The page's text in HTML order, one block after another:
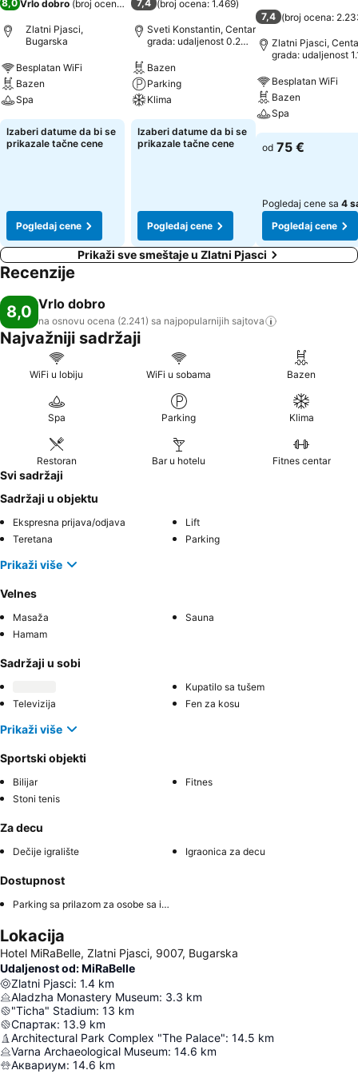
8,0Vrlo dobro (broj ocena: 2.241
Zlatni Pjasci,
Bugarska
Besplatan WiFi
Bazen
Spa
Izaberi datume da bi se
prikazale tačne cene
Pogledaj cene
7,4 (broj ocena: 1.469)
Sveti Konstantin, Centar
grada: udaljenost 0.2
Bazen
Parking
Klima
Izaberi datume da bi se
prikazale tačne cene
Pogledaj cene
7,4 (broj ocena:
Zlatni Pjasci,
grada: udaljenost
Besplatan WiFi
Bazen
Spa
od 75 €
Pogledaj cene sa 4
Pogledaj cene
Prikaži sve smeštaje u Zlatni Pjasci
Recenzije
8,0 Vrlo dobro
na osnovu ocena (2.241) sa najpopularnijih sajtova
Najvažniji sadržaji
WiFi u lobiju WiFi u sobama Bazen
Spa Parking Klima
Restoran Bar u hotelu Fitnes centar
Svi sadržaji
Sadržaji u objektu
Ekspresna prijava/odjava
Lift
Teretana
Parking
Prikaži više
Velnes
Masaža
Sauna
Hamam
Sadržaji u sobi
Kupatilo sa tušem
Televizija
Fen za kosu
Prikaži više
Sportski objekti
Bilijar
Fitnes
Stoni tenis
Za decu
Dečije igralište Igraonica za decu
Dostupnost
Parking sa prilazom za osobe sa invaliditetom
Lokacija
Hotel MiRaBelle, Zlatni Pjasci, 9007, Bugarska
Udaljenost od: MiRaBelle
Zlatni Pjasci: 1.4 km
Aladzha Monastery Museum: 3.3 km
"Ticha" Stadium: 13 km
Спартак: 13.9 km
Architectural Park Complex "The Palace": 14.5 km
Varna Archaeological Museum: 14.6 km
Аквариум: 14.6 km